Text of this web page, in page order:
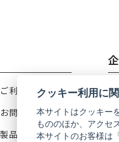
ご利用ガイド
お問い合わせ
製品カタログ
リ
会
株
クッキー利用に
本サイトはクッキー
もののほか、アクセ
本サイトのお客様は